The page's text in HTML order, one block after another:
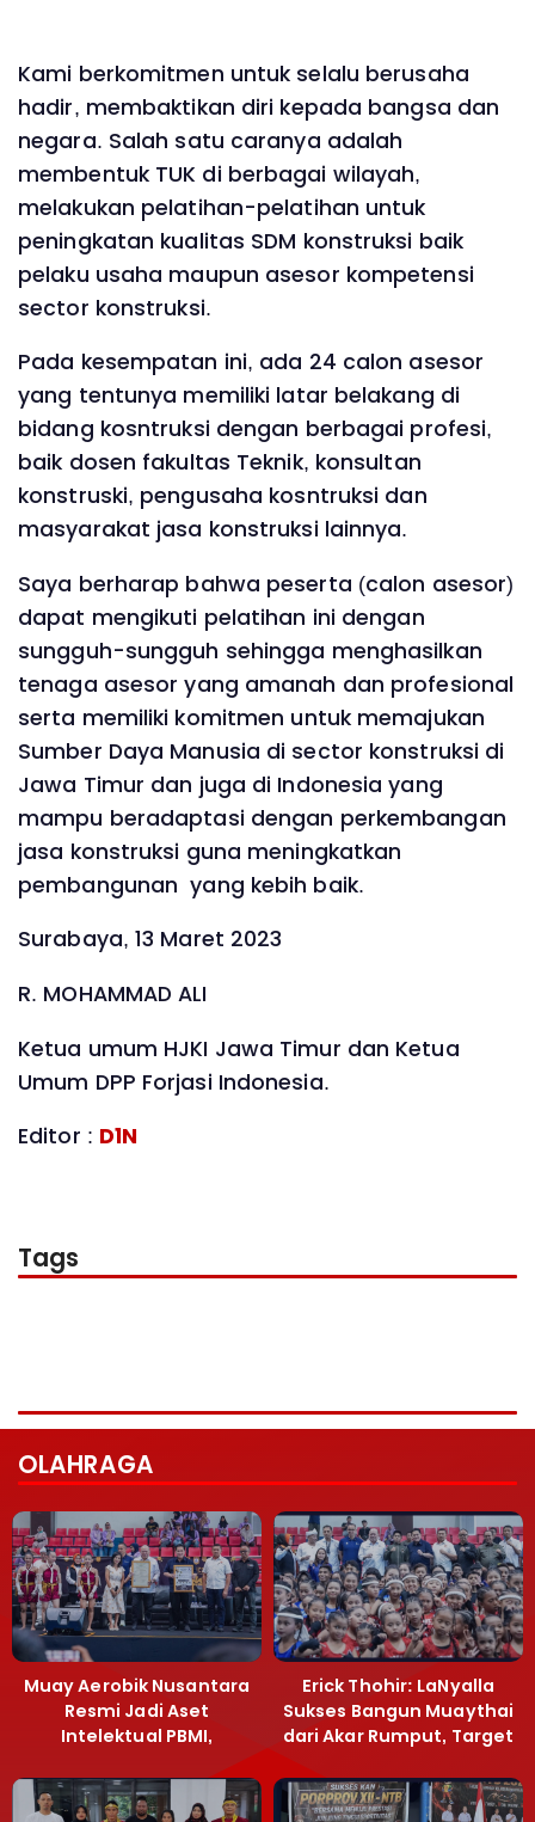
Kami berkomitmen untuk selalu berusaha
hadir, membaktikan diri kepada bangsa dan
negara. Salah satu caranya adalah
membentuk TUK di berbagai wilayah,
melakukan pelatihan-pelatihan untuk
peningkatan kualitas SDM konstruksi baik
pelaku usaha maupun asesor kompetensi
sector konstruksi.
Pada kesempatan ini, ada 24 calon asesor
yang tentunya memiliki latar belakang di
bidang kosntruksi dengan berbagai profesi,
baik dosen fakultas Teknik, konsultan
konstruski, pengusaha kosntruksi dan
masyarakat jasa konstruksi lainnya.
Saya berharap bahwa peserta (calon asesor)
dapat mengikuti pelatihan ini dengan
sungguh-sungguh sehingga menghasilkan
tenaga asesor yang amanah dan profesional
serta memiliki komitmen untuk memajukan
Sumber Daya Manusia di sector konstruksi di
Jawa Timur dan juga di Indonesia yang
mampu beradaptasi dengan perkembangan
jasa konstruksi guna meningkatkan
pembangunan yang kebih baik.
Surabaya, 13 Maret 2023
R. MOHAMMAD ALI
Ketua umum HJKI Jawa Timur dan Ketua
Umum DPP Forjasi Indonesia.
Editor : D1N
Tags
OLAHRAGA
Muay Aerobik Nusantara
Resmi Jadi Aset
Intelektual PBMI,
Terobosan Bangun
Grassroots
Erick Thohir: LaNyalla
Sukses Bangun Muaythai
dari Akar Rumput, Target